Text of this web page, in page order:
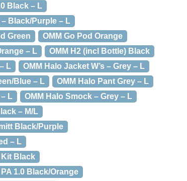
Black – L
– Black/Purple – L
Green
OMM Go Pod Orange
– L
OMM H2 (incl Bottle) Black
L
OMM Halo Jacket W’s – Grey – L
Blue – L
OMM Halo Pant Grey – L
L
OMM Halo Smock – Grey – L
– M/L
Black/Purple
– L
Kit Black
1.0 Black/Orange